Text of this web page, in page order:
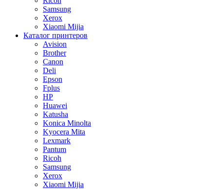
Samsung
Xerox
Xiaomi Mijia
Каталог принтеров
Avision
Brother
Canon
Deli
Epson
Fplus
HP
Huawei
Katusha
Konica Minolta
Kyocera Mita
Lexmark
Pantum
Ricoh
Samsung
Xerox
Xiaomi Mijia